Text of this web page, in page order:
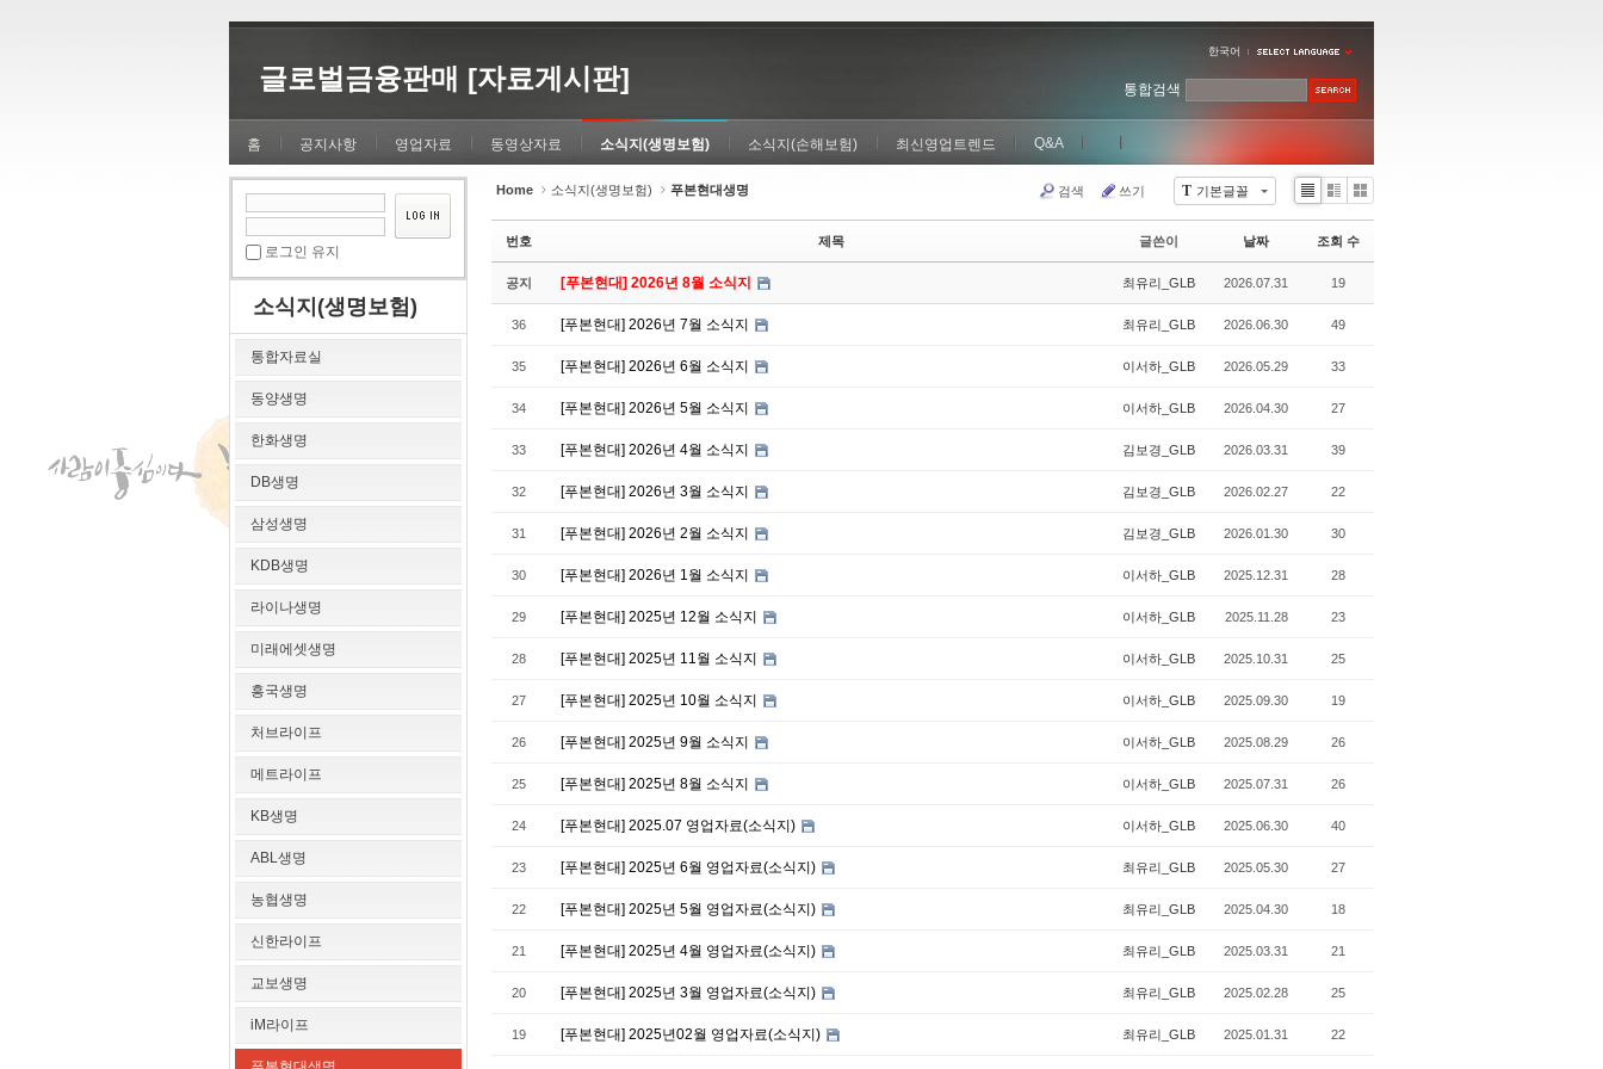
글로벌금융판매 [자료게시판]
한국어
홈 공지사항 영업자료 동영상자료 소식지(생명보험) 소식지(손해보험) 최신영업트렌드 Q&A
통합검색
로그인 유지
소식지(생명보험)
통합자료실
동양생명
한화생명
DB생명
삼성생명
KDB생명
라이나생명
미래에셋생명
흥국생명
처브라이프
메트라이프
KB생명
ABL생명
농협생명
신한라이프
교보생명
iM라이프
Home 소식지(생명보험) 푸본현대생명 T 기본글꼴
검색 쓰기
Li
Zi
e
G
le
번호 제목 글쓴이 날짜 조회 수
공지 [푸본현대] 2026년 8월 소식지 최유리_GLB 2026.07.31 19
36 [푸본현대] 2026년 7월 소식지 최유리_GLB 2026.06.30 49
35 [푸본현대] 2026년 6월 소식지 이서하_GLB 2026.05.29 33
34 [푸본현대] 2026년 5월 소식지 이서하_GLB 2026.04.30 27
33 [푸본현대] 2026년 4월 소식지 김보경_GLB 2026.03.31 39
32 [푸본현대] 2026년 3월 소식지 김보경_GLB 2026.02.27 22
31 [푸본현대] 2026년 2월 소식지 김보경_GLB 2026.01.30 30
30 [푸본현대] 2026년 1월 소식지 이서하_GLB 2025.12.31 28
29 [푸본현대] 2025년 12월 소식지 이서하_GLB 2025.11.28 23
28 [푸본현대] 2025년 11월 소식지 이서하_GLB 2025.10.31 25
27 [푸본현대] 2025년 10월 소식지 이서하_GLB 2025.09.30 19
26 [푸본현대] 2025년 9월 소식지 이서하_GLB 2025.08.29 26
25 [푸본현대] 2025년 8월 소식지 이서하_GLB 2025.07.31 26
24 [푸본현대] 2025.07 영업자료(소식지) 이서하_GLB 2025.06.30 40
23 [푸본현대] 2025년 6월 영업자료(소식지) 최유리_GLB 2025.05.30 27
22 [푸본현대] 2025년 5월 영업자료(소식지) 최유리_GLB 2025.04.30 18
21 [푸본현대] 2025년 4월 영업자료(소식지) 최유리_GLB 2025.03.31 21
20 [푸본현대] 2025년 3월 영업자료(소식지) 최유리_GLB 2025.02.28 25
19 [푸본현대] 2025년02월 영업자료(소식지) 최유리_GLB 2025.01.31 22
Sketchbook5, 스케치북5
Sketchbook5, 스케치북5
Sketchbook5, 스케치북5
Sketchbook5, 스케치북5